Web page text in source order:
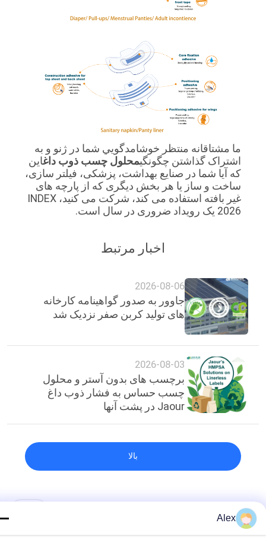
ما مشتاقانه منتظر خوشامدگويي شما در ژنو و به
اشتراک گذاشتن چگونگیمحلول چسب ذوب داغ این
که آیا شما در صنایع بهداشت، پزشکی، فیلتر سازی،
ساخت و ساز یا هر بخش دیگری که از پارچه های
غیر بافته استفاده می کند، شرکت می کنید، INDEX
2026 یک رویداد ضروری در سال است.
اخبار مرتبط
2026-08-06
جاوور به صدور گواهینامه کارخانه
های تولید کربن صفر نزدیک شد
2026-08-03
برچسب های بدون آستر و محلول
چسب حساس به فشار ذوب داغ
Jaour در پشت آنها
دسته بندی های محبوبAlex